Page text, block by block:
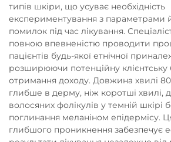
типів шкіри, що усуває необхідність
експериментування з параметрами
помилок під час лікування.
повною впевненістю проводити
пацієнтів будь-якої етнічної
розширюючи потенційну клієнтську
отримання доходу. Довжина хвилі
глибше в дерму, ніж коротші хвилі,
волосяних фолікулів у темній шкірі
поглинання меланіном епідермісу.
глибшого проникнення забезпечує